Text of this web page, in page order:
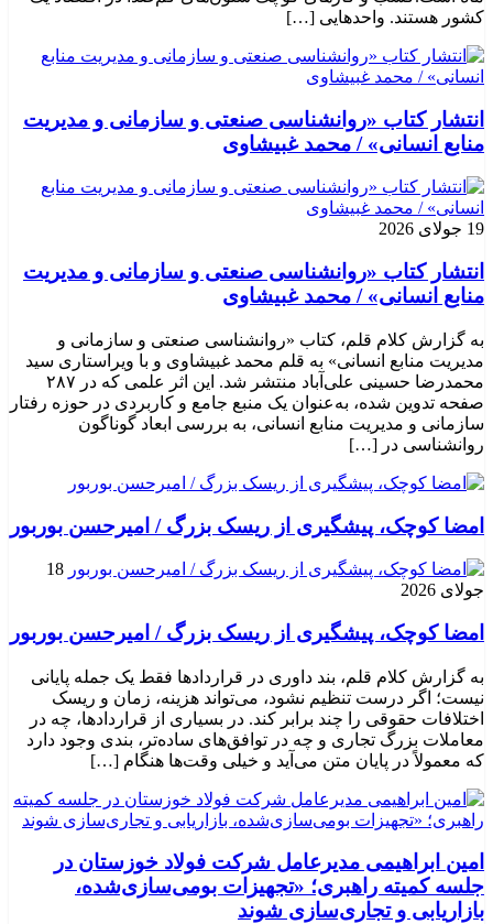
کشور هستند. واحدهایی […]
انتشار کتاب «روانشناسی صنعتی و سازمانی و مدیریت
منابع انسانی» / محمد غبیشاوی
19 جولای 2026
انتشار کتاب «روانشناسی صنعتی و سازمانی و مدیریت
منابع انسانی» / محمد غبیشاوی
به گزارش کلام قلم، کتاب «روانشناسی صنعتی و سازمانی و
مدیریت منابع انسانی» به قلم محمد غبیشاوی و با ویراستاری سید
محمدرضا حسینی علی‌آباد منتشر شد. این اثر علمی که در ۲۸۷
صفحه تدوین شده، به‌عنوان یک منبع جامع و کاربردی در حوزه رفتار
سازمانی و مدیریت منابع انسانی، به بررسی ابعاد گوناگون
روانشناسی در […]
امضا کوچک، پیشگیری از ریسک بزرگ / امیرحسن بوربور
18
جولای 2026
امضا کوچک، پیشگیری از ریسک بزرگ / امیرحسن بوربور
به گزارش کلام قلم، بند داوری در قراردادها فقط یک جمله پایانی
نیست؛ اگر درست تنظیم نشود، می‌تواند هزینه، زمان و ریسک
اختلافات حقوقی را چند برابر کند. در بسیاری از قراردادها، چه در
معاملات بزرگ تجاری و چه در توافق‌های ساده‌تر، بندی وجود دارد
که معمولاً در پایان متن می‌آید و خیلی وقت‌ها هنگام […]
امین ابراهیمی مدیرعامل شرکت فولاد خوزستان در
جلسه کمیته راهبری؛ «تجهیزات بومی‌سازی‌شده،
بازاریابی و تجاری‌سازی شوند